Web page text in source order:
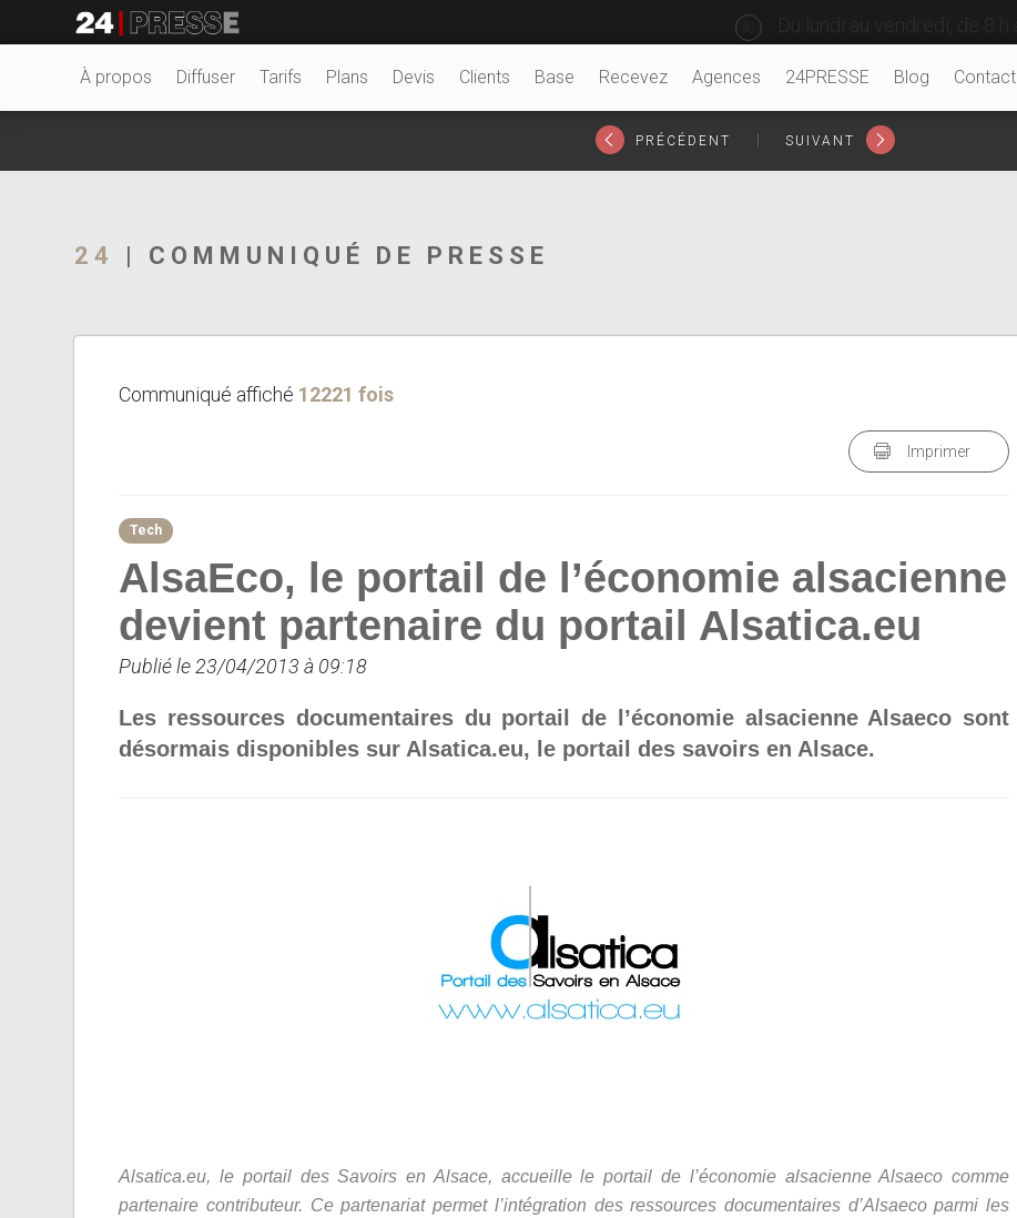
24Presse -
À propos Diffuser Tarifs Plans Devis Clients Base Recevez Agences 24PRESSE Blog Contact
PRÉCÉDENT SUIVANT
24 | COMMUNIQUÉ DE PRESSE
Communiqué affiché 12221 fois
Imprimer
Tech
AlsaEco, le portail de l’économie alsacienne
devient partenaire du portail Alsatica.eu
Publié le 23/04/2013 à 09:18
Les ressources documentaires du portail de l’économie alsacienne Alsaeco sont
désormais disponibles sur Alsatica.eu, le portail des savoirs en Alsace.
Alsatica.eu, le portail des Savoirs en Alsace, accueille le portail de l’économie alsacienne Alsaeco comme
partenaire contributeur. Ce partenariat permet l’intégration des ressources documentaires d’Alsaeco parmi les